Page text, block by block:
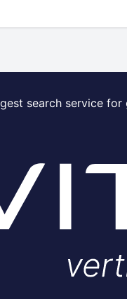
search service